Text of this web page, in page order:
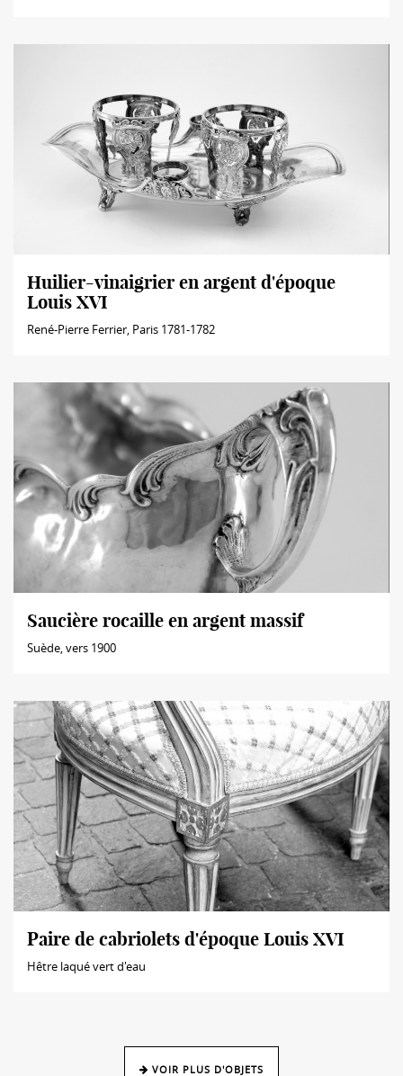
Huilier-vinaigrier en argent d'époque
Louis XVI
René-Pierre Ferrier, Paris 1781-1782
Saucière rocaille en argent massif
Suède, vers 1900
Paire de cabriolets d'époque Louis XVI
Hêtre laqué vert d'eau
VOIR PLUS D'OBJETS